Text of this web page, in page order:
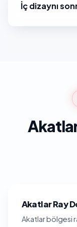
İç dizaynı
Akatlar Ray
Akatlar bölgesi